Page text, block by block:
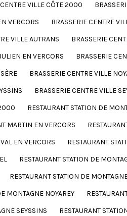
VILLE CÔTE 2000
VERCORS BRASSERIE CENTRE
VILLE AUTRANS BRASSERIE
EN VERCORS BRASSERIE
BRASSERIE CENTRE VILLE
BRASSERIE CENTRE VILLE
RESTAURANT STATION DE
MARTIN EN VERCORS
EN VERCORS RESTAURANT
RESTAURANT STATION DE
RESTAURANT STATION DE
MONTAGNE NOYAREY
SEYSSINS RESTAURANT